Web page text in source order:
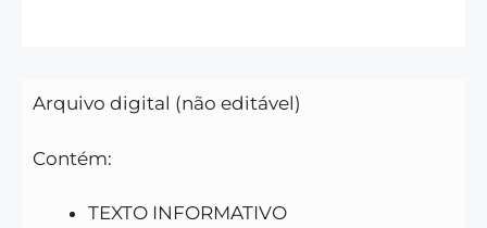
Arquivo digital (não editável)
Contém:
TEXTO INFORMATIVO